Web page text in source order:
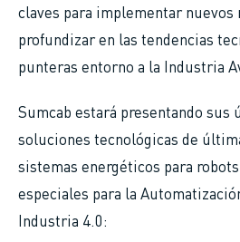
claves para implementar nuevos
profundizar en las tendencias
punteras entorno a la Industria
Sumcab estará presentando sus
soluciones tecnológicas de
sistemas energéticos para
especiales para la
Industria 4.0: